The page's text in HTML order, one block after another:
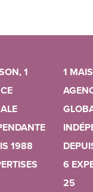
1
1988
1
6
25